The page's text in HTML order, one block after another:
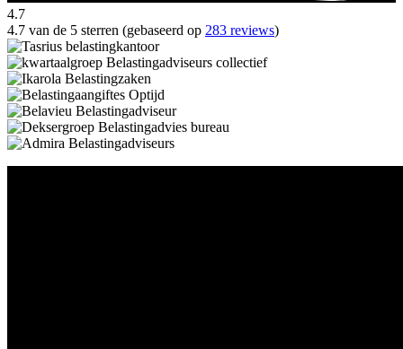
4.7
4.7 van de 5 sterren (gebaseerd op 283 reviews)